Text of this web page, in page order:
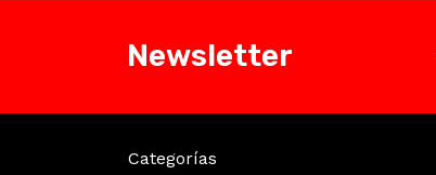
Newsletter
Categorías